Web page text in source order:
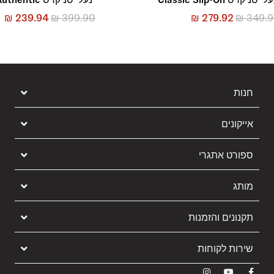
₪
₪ 279.92
₪399.90
₪ 239.94
חנות
אייקונים
ספורט אתגרי
מותג
תקנונים והזמנות
שירות לקוחות